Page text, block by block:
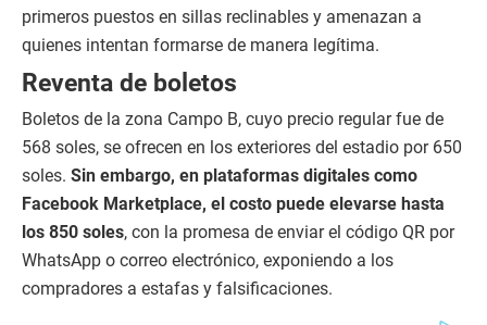
primeros puestos en sillas reclinables y amenazan a
quienes intentan formarse de manera legítima.
Reventa de boletos
Boletos de la zona Campo B, cuyo precio regular fue de
568 soles, se ofrecen en los exteriores del estadio por 650
soles. Sin embargo, en plataformas digitales como
Facebook Marketplace, el costo puede elevarse hasta
los 850 soles, con la promesa de enviar el código QR por
WhatsApp o correo electrónico, exponiendo a los
compradores a estafas y falsificaciones.